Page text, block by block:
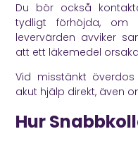
Du bör också
tydligt förhöjda, om
levervärden avviker
att ett läkemedel
Vid misstänkt
akut hjälp direkt, även
Hur